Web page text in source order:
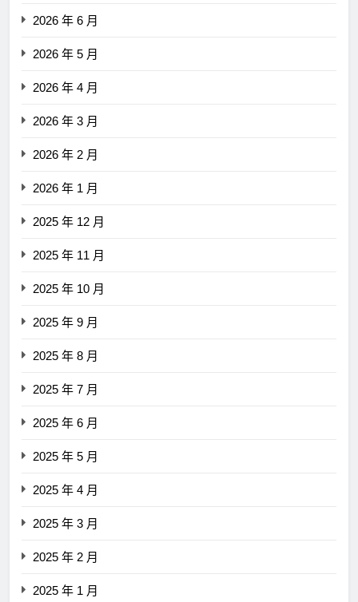
2026 年 6 月
2026 年 5 月
2026 年 4 月
2026 年 3 月
2026 年 2 月
2026 年 1 月
2025 年 12 月
2025 年 11 月
2025 年 10 月
2025 年 9 月
2025 年 8 月
2025 年 7 月
2025 年 6 月
2025 年 5 月
2025 年 4 月
2025 年 3 月
2025 年 2 月
2025 年 1 月